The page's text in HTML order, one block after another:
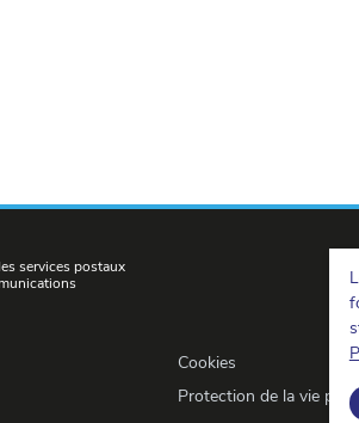
services postaux
Cookies
Protection de la vie